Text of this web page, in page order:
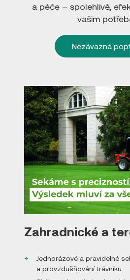
a péče – spolehlivě,
vašim
Nezávazná
Zahradnické a
Jednorázové a pravidelné
a provzdušňování trávníku.